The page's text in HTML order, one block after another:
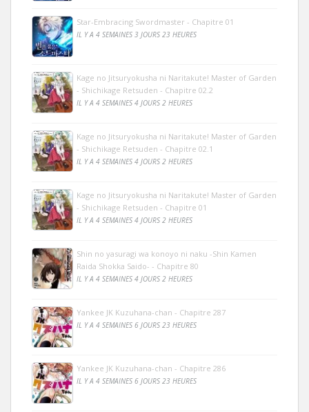
Star-Embracing Swordmaster - Chapitre 01
IL Y A 4 SEMAINES 3 JOURS 23 HEURES
Kage no Jitsuryokusha ni Naritakute! Master of Garden
- Shichikage Retsuden - Chapitre 02.2
IL Y A 4 SEMAINES 4 JOURS 2 HEURES
Kage no Jitsuryokusha ni Naritakute! Master of Garden
- Shichikage Retsuden - Chapitre 02.1
IL Y A 4 SEMAINES 4 JOURS 2 HEURES
Kage no Jitsuryokusha ni Naritakute! Master of Garden
- Shichikage Retsuden - Chapitre 01
IL Y A 4 SEMAINES 4 JOURS 2 HEURES
Shin no yasuragi wa konoyo ni naku -Shin Kamen
Raida Shokka Saido- - Chapitre 80
IL Y A 4 SEMAINES 4 JOURS 2 HEURES
Yankee JK Kuzuhana-chan - Chapitre 287
IL Y A 4 SEMAINES 6 JOURS 23 HEURES
Yankee JK Kuzuhana-chan - Chapitre 286
IL Y A 4 SEMAINES 6 JOURS 23 HEURES